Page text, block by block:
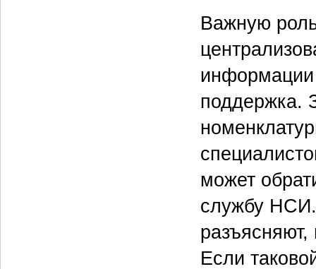
Важную
поддержка.
может
службу НСИ.
Если